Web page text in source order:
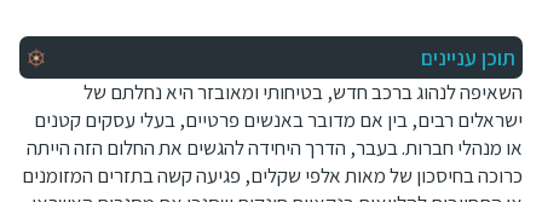
תוכן עניינים
השאיפה לנהוג ברכב חדש, בטיחותי ומאובזר היא נחלתם של
ישראלים רבים, בין אם מדובר באנשים פרטיים, בעלי עסקים קטנים
או מנהלי חברות. בעבר, הדרך היחידה להגשים את החלום הזה הייתה
כרוכה בחיסכון של מאות אלפי שקלים, פגיעה קשה בתזרים המזומנים